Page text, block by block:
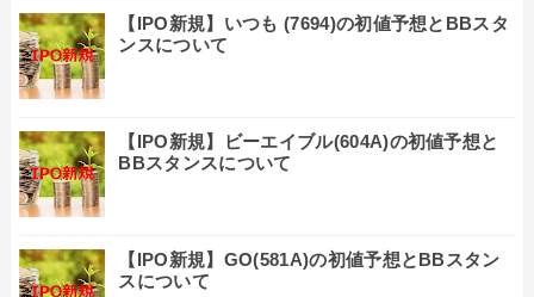
【IPO新規】いつも (7694)の初値予想とBBスタ
ンスについて
【IPO新規】ビーエイブル(604A)の初値予想と
BBスタンスについて
【IPO新規】GO(581A)の初値予想とBBスタン
スについて